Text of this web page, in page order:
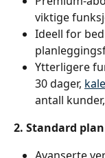
viktige
Ideell for
Ytterligere
30 dager,
antall kunder,
2. Standard plan